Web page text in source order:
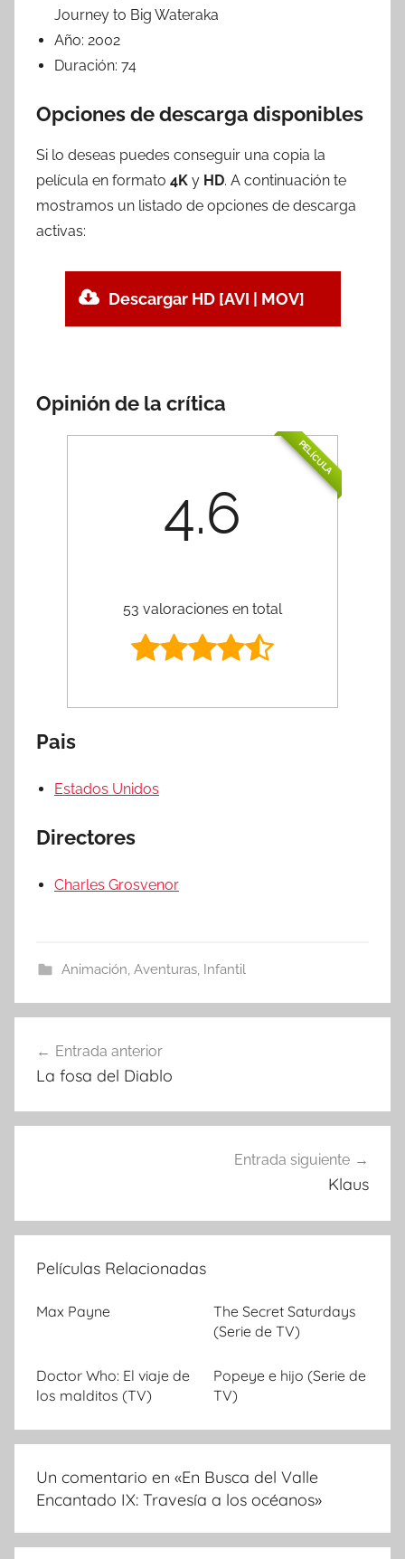
Journey to Big Wateraka
Año: 2002
Duración: 74
Opciones de descarga disponibles
Si lo deseas puedes conseguir una copia la
película en formato 4K y HD. A continuación te
mostramos un listado de opciones de descarga
activas:
Descargar HD [AVI | MOV]
Opinión de la crítica
PELÍCULA
4.6
53 valoraciones en total
Pais
Estados Unidos
Directores
Charles Grosvenor
Animación, Aventuras, Infantil
Navegación
de
entradas
Entrada anterior
La fosa del Diablo
Entrada siguiente
Klaus
Películas Relacionadas
Max Payne
The Secret Saturdays
(Serie de TV)
Doctor Who: El viaje de
los malditos (TV)
Popeye e hijo (Serie de
TV)
Un comentario en «En Busca del Valle
Encantado IX: Travesía a los océanos»